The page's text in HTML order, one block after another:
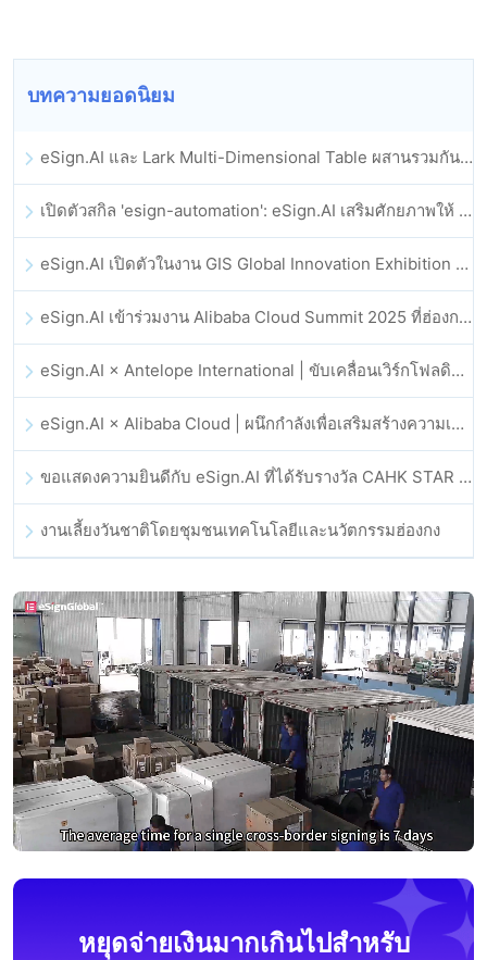
บทความยอดนิยม
eSign.AI และ Lark Multi-Dimensional Table ผสานรวมกันอย่างเป็นทางการ: การลงนามและการเก็บถาวรสัญญาอิเล็กทรอนิกส์แบบอัตโนมัติเต็มรูปแบบ
เปิดตัวสกิล 'esign-automation': eSign.AI เสริมศักยภาพให้ OpenClaw ด้วยลายเซ็นอิเล็กทรอนิกส์อัตโนมัติ
eSign.AI เปิดตัวในงาน GIS Global Innovation Exhibition 2025
eSign.AI เข้าร่วมงาน Alibaba Cloud Summit 2025 ที่ฮ่องกง เพื่อขับเคลื่อนนวัตกรรมคลาวด์ที่ขับเคลื่อนด้วย AI และความเชื่อมั่นทางดิจิทัล
eSign.AI × Antelope International | ขับเคลื่อนเวิร์กโฟลดิจิทัลที่ปลอดภัยและขับเคลื่อนด้วย AI
eSign.AI × Alibaba Cloud | ผนึกกำลังเพื่อเสริมสร้างความเชื่อมั่นดิจิทัลระดับโลกสำหรับฟินเทค
ขอแสดงความยินดีกับ eSign.AI ที่ได้รับรางวัล CAHK STAR Award 2025
งานเลี้ยงวันชาติโดยชุมชนเทคโนโลยีและนวัตกรรมฮ่องกง
หยุดจ่ายเงินมากเกินไปสำหรับ